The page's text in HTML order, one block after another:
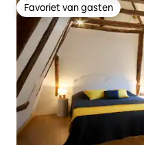
Favoriet van gasten
Favoriet van gasten